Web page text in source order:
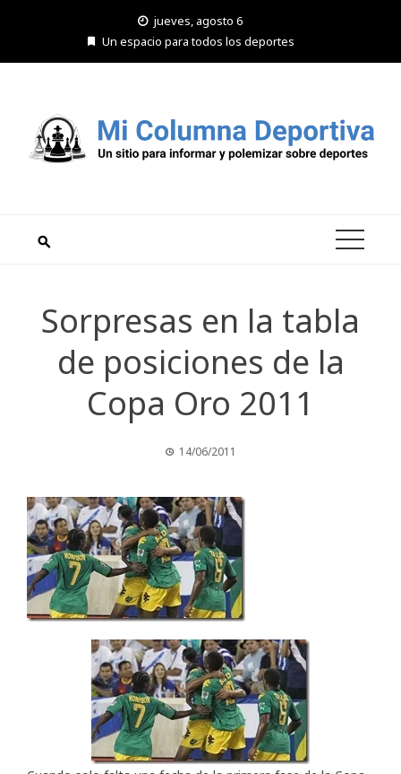
jueves, agosto 6
Un espacio para todos los deportes
Sorpresas en la tabla
de posiciones de la
Copa Oro 2011
14/06/2011